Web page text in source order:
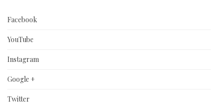
Facebook
YouTube
Instagram
Google +
Twitter